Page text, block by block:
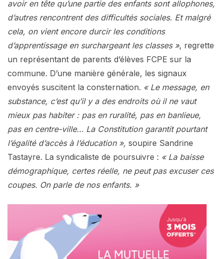
avoir en tête qu’une partie des enfants sont allophones,
d’autres rencontrent des difficultés sociales. Et malgré
cela, on vient encore durcir les conditions
d’apprentissage en surchargeant les classes », regrette
un représentant de parents d’élèves FCPE sur la
commune. D’une manière générale, les signaux
envoyés suscitent la consternation. « Le message, en
substance, c’est qu’il y a des endroits où il ne vaut
mieux pas habiter : pas en ruralité, pas en banlieue,
pas en centre-ville… La Constitution garantit pourtant
l’égalité d’accès à l’éducation », soupire Sandrine
Tastayre. La syndicaliste de poursuivre : « La baisse
démographique, certes réelle, ne peut pas excuser ces
coupes. On parle de nos enfants. »